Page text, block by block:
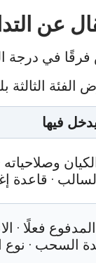
عن
في درجة
الفئة
فيها
وصلاحياته
· قاعدة
فعلًا ·
مدة السحب ·